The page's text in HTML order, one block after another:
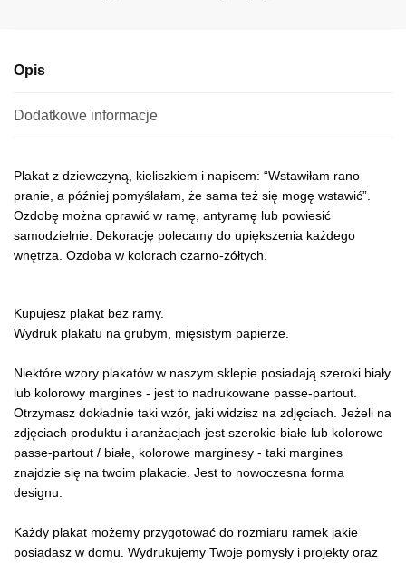
Opis
Dodatkowe informacje
Plakat z dziewczyną, kieliszkiem i napisem: “Wstawiłam rano
pranie, a później pomyślałam, że sama też się mogę wstawić”.
Ozdobę można oprawić w ramę, antyramę lub powiesić
samodzielnie. Dekorację polecamy do upiększenia każdego
wnętrza. Ozdoba w kolorach czarno-żółtych.
Kupujesz plakat bez ramy.
Wydruk plakatu na grubym, mięsistym papierze.
Niektóre wzory plakatów w naszym sklepie posiadają szeroki biały
lub kolorowy margines - jest to nadrukowane passe-partout.
Otrzymasz dokładnie taki wzór, jaki widzisz na zdjęciach. Jeżeli na
zdjęciach produktu i aranżacjach jest szerokie białe lub kolorowe
passe-partout / białe, kolorowe marginesy - taki margines
znajdzie się na twoim plakacie. Jest to nowoczesna forma
designu.
Każdy plakat możemy przygotować do rozmiaru ramek jakie
posiadasz w domu. Wydrukujemy Twoje pomysły i projekty oraz